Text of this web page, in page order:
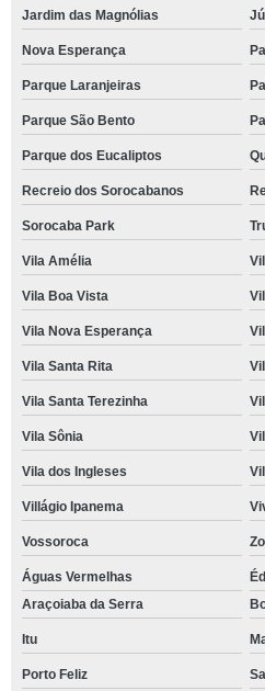
Jardim das Magnólias
Nova Esperança
Parque Laranjeiras
Parque São Bento
Parque dos Eucaliptos
Recreio dos Sorocabanos
Sorocaba Park
Vila Amélia
Vila Boa Vista
Vila Nova Esperança
Vila Santa Rita
Vila Santa Terezinha
Vila Sônia
Vila dos Ingleses
Villágio Ipanema
Vossoroca
Águas Vermelhas
Araçoiaba da Serra
Itu
Porto Feliz